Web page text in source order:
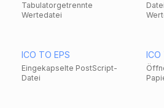
Tabulatorgetrennte
Wertedatei
ICO TO EPS
Eingekapselte PostScript-
Datei
ICO